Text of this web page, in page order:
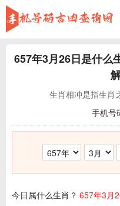
657年3月26日是什么
生肖相冲是指生肖
手机号
今日属什么生肖？ 657年3月